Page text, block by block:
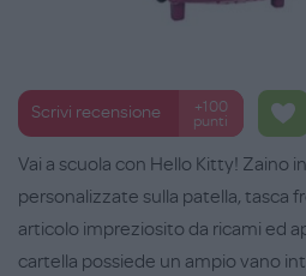
Scrivi recensione
+100
punti
Vai a scuola con Hello Kitty! Zaino
personalizzate sulla patella, tasca
articolo impreziosito da ricami ed
cartella possiede un ampio vano